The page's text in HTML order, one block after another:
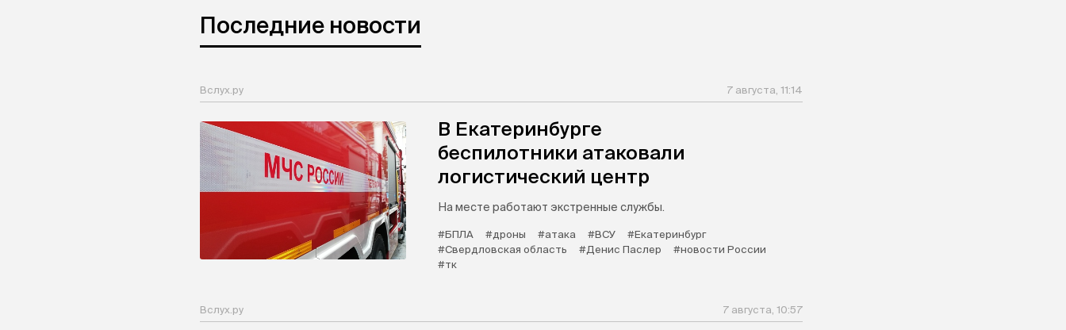
Последние новости
Вслух.ру 7 августа, 11:14
В Екатеринбурге
беспилотники атаковали
логистический центр
На месте работают экстренные службы.
#БПЛА #дроны #атака #ВСУ
#Екатеринбург
#Свердловская область
#Денис Паслер
#новости России
#тк
Вслух.ру 7 августа, 10:57